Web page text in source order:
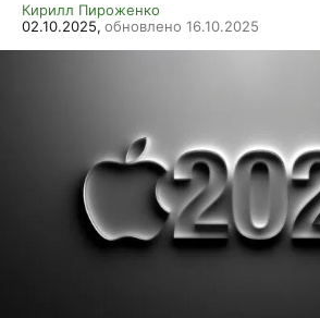
Кирилл Пироженко
02.10.2025, обновлено 16.10.2025